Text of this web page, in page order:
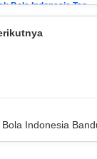
Persatuan Sepak Bola Indonesia Tangerang
Makassar